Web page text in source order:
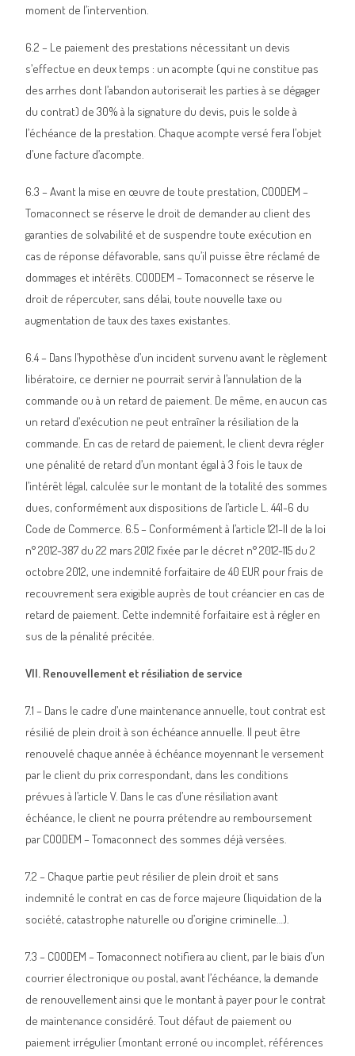
moment de l’intervention.
6.2 – Le paiement des prestations nécessitant un devis
s’effectue en deux temps : un acompte (qui ne constitue pas
des arrhes dont l’abandon autoriserait les parties à se dégager
du contrat) de 30% à la signature du devis, puis le solde à
l’échéance de la prestation. Chaque acompte versé fera l’objet
d’une facture d’acompte.
6.3 – Avant la mise en œuvre de toute prestation, COODEM –
Tomaconnect se réserve le droit de demander au client des
garanties de solvabilité et de suspendre toute exécution en
cas de réponse défavorable, sans qu’il puisse être réclamé de
dommages et intérêts. COODEM – Tomaconnect se réserve le
droit de répercuter, sans délai, toute nouvelle taxe ou
augmentation de taux des taxes existantes.
6.4 – Dans l’hypothèse d’un incident survenu avant le règlement
libératoire, ce dernier ne pourrait servir à l’annulation de la
commande ou à un retard de paiement. De même, en aucun cas
un retard d’exécution ne peut entraîner la résiliation de la
commande. En cas de retard de paiement, le client devra régler
une pénalité de retard d’un montant égal à 3 fois le taux de
l’intérêt légal, calculée sur le montant de la totalité des sommes
dues, conformément aux dispositions de l’article L. 441-6 du
Code de Commerce. 6.5 – Conformément à l’article 121-II de la loi
n° 2012-387 du 22 mars 2012 fixée par le décret n° 2012-115 du 2
octobre 2012, une indemnité forfaitaire de 40 EUR pour frais de
recouvrement sera exigible auprès de tout créancier en cas de
retard de paiement. Cette indemnité forfaitaire est à régler en
sus de la pénalité précitée.
VII. Renouvellement et résiliation de service
7.1 – Dans le cadre d’une maintenance annuelle, tout contrat est
résilié de plein droit à son échéance annuelle. Il peut être
renouvelé chaque année à échéance moyennant le versement
par le client du prix correspondant, dans les conditions
prévues à l’article V. Dans le cas d’une résiliation avant
échéance, le client ne pourra prétendre au remboursement
par COODEM – Tomaconnect des sommes déjà versées.
7.2 – Chaque partie peut résilier de plein droit et sans
indemnité le contrat en cas de force majeure (liquidation de la
société, catastrophe naturelle ou d’origine criminelle…).
7.3 – COODEM – Tomaconnect notifiera au client, par le biais d’un
courrier électronique ou postal, avant l’échéance, la demande
de renouvellement ainsi que le montant à payer pour le contrat
de maintenance considéré. Tout défaut de paiement ou
paiement irrégulier (montant erroné ou incomplet, références